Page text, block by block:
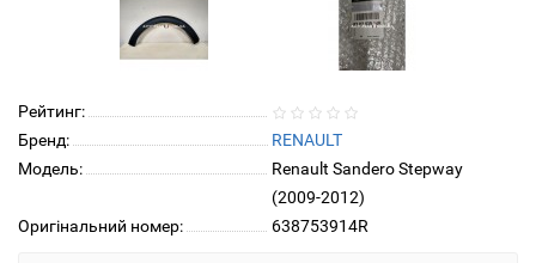
Рейтинг:
Бренд:
RENAULT
Модель:
Renault Sandero Stepway
(2009-2012)
Оригінальний номер:
638753914R